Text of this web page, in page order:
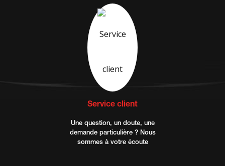
Service client
Une question, un doute, une
demande particulière ? Nous
sommes à votre écoute